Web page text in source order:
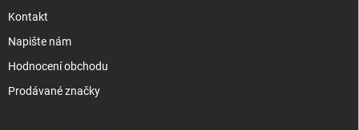
Kontakt
Napište nám
Hodnocení obchodu
Prodávané značky